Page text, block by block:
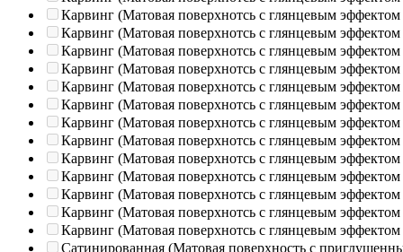
Карвинг (Матовая поверхнотсь с глянцевым эффектом
Карвинг (Матовая поверхнотсь с глянцевым эффектом
Карвинг (Матовая поверхнотсь с глянцевым эффектом
Карвинг (Матовая поверхнотсь с глянцевым эффектом
Карвинг (Матовая поверхнотсь с глянцевым эффектом
Карвинг (Матовая поверхнотсь с глянцевым эффектом
Карвинг (Матовая поверхнотсь с глянцевым эффектом
Карвинг (Матовая поверхнотсь с глянцевым эффектом
Карвинг (Матовая поверхнотсь с глянцевым эффектом
Карвинг (Матовая поверхнотсь с глянцевым эффектом
Карвинг (Матовая поверхнотсь с глянцевым эффектом
Карвинг (Матовая поверхнотсь с глянцевым эффектом
Карвинг (Матовая поверхнотсь с глянцевым эффектом
Сатинированная (Матовая поверхность с